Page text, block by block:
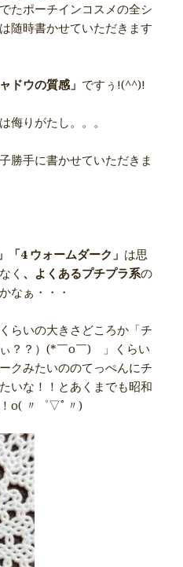
たポーチインコスメの全シ
随時書かせていただきます
ドウの質感」 ですぅ!(^^)!
侮りがたし。。。
勝手に書かせていただきま
「4 ウォームダーク」 は思
く 、よくあるプチプラ系の
なぁ・・・
らいの大きさどころか「チ
？？）(*￣o￣)ゝ」くらい
クみたいののてっぺんにチ
いな！！とあくまでも昭和
o( 〃゜▽ﾟ〃)ゝ